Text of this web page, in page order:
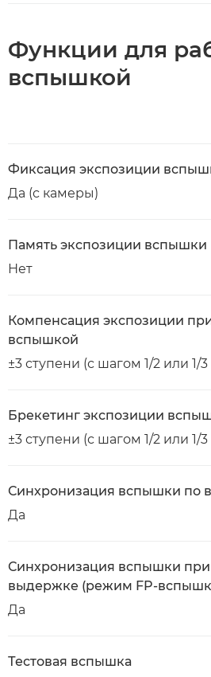
Функции для
вспышкой
Фиксация экспозиции
Да (с камеры)
Память экспозиции вспышки
Нет
Компенсация экспозиции
вспышкой
±3 ступени (с шагом 1/2 или 1/
Брекетинг экспозиции
±3 ступени (с шагом 1/2 или 1/
Синхронизация вспышки по
Да
Синхронизация вспышки при
выдержке (режим FP-
Да
Тестовая вспышка